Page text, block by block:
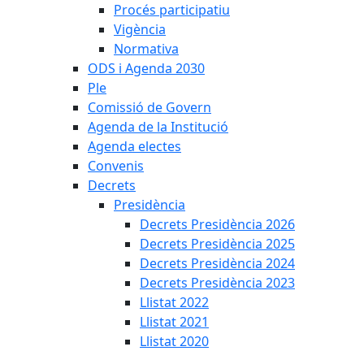
Procés participatiu
Vigència
Normativa
ODS i Agenda 2030
Ple
Comissió de Govern
Agenda de la Institució
Agenda electes
Convenis
Decrets
Presidència
Decrets Presidència 2026
Decrets Presidència 2025
Decrets Presidència 2024
Decrets Presidència 2023
Llistat 2022
Llistat 2021
Llistat 2020